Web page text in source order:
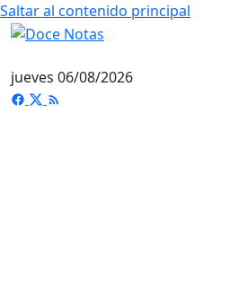
Saltar al contenido principal
jueves 06/08/2026